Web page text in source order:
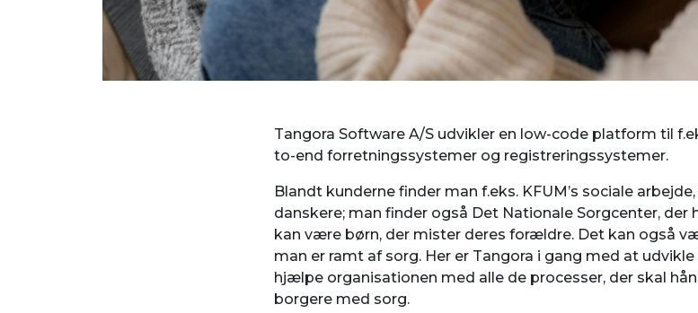
Tangora Software A/S udvikler en low-code platform til
to-end forretningssystemer og registreringssystemer.
Blandt kunderne finder man f.eks. KFUM’s sociale
danskere; man finder også Det Nationale Sorgcenter, der
kan være børn, der mister deres forældre. Det kan også
man er ramt af sorg. Her er Tangora i gang med at
hjælpe organisationen med alle de processer, der skal
borgere med sorg.